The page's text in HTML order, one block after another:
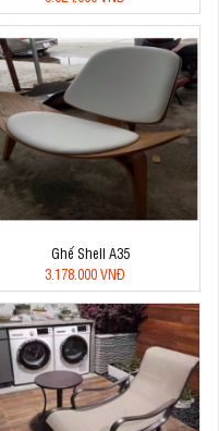
Ghế Shell A35
3.178.000 VNĐ